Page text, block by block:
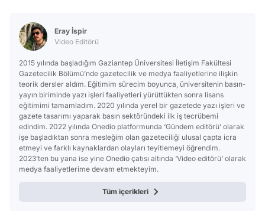
Eray İspir
Video Editörü
2015 yılında başladığım Gaziantep Üniversitesi İletişim Fakültesi
Gazetecilik Bölümü’nde gazetecilik ve medya faaliyetlerine ilişkin
teorik dersler aldım. Eğitimim sürecim boyunca, üniversitenin basın-
yayın biriminde yazı işleri faaliyetleri yürüttükten sonra lisans
eğitimimi tamamladım. 2020 yılında yerel bir gazetede yazı işleri ve
gazete tasarımı yaparak basın sektöründeki ilk iş tecrübemi
edindim. 2022 yılında Onedio platformunda ‘Gündem editörü’ olarak
işe başladıktan sonra mesleğim olan gazeteciliği ulusal çapta icra
etmeyi ve farklı kaynaklardan olayları teyitlemeyi öğrendim.
2023’ten bu yana ise yine Onedio çatısı altında ‘Video editörü’ olarak
medya faaliyetlerime devam etmekteyim.
Tüm içerikleri